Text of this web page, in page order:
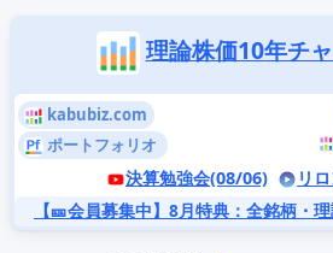
理論株価10年チ
kabubiz.com
ポートフォリオ
決算勉強会(08/06)
リ
【🎫会員募集中】8月特典 ：全銘柄・